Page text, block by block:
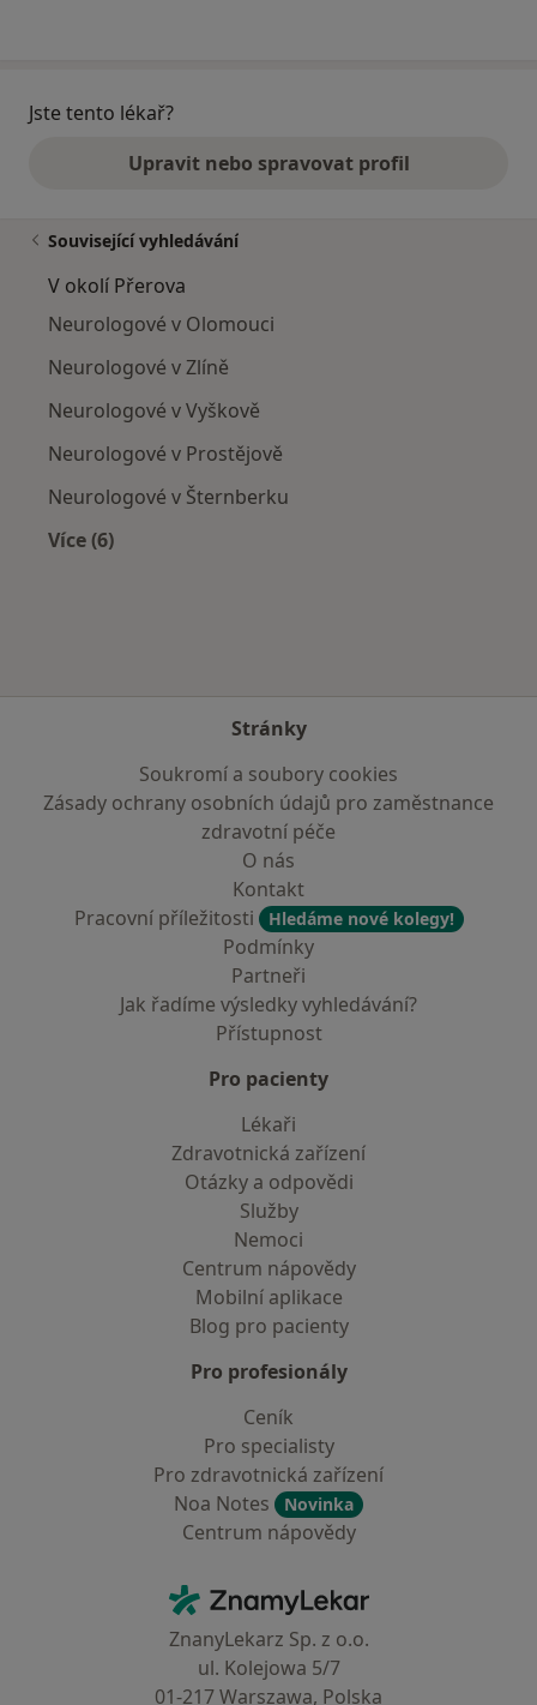
Jste tento lékař?
Upravit nebo spravovat profil
Související vyhledávání
V okolí Přerova
Neurologové v Olomouci
Neurologové v Zlíně
Neurologové v Vyškově
Neurologové v Prostějově
Neurologové v Šternberku
Více (6)
Stránky
Soukromí a soubory cookies
Zásady ochrany osobních údajů pro zaměstnance
zdravotní péče
O nás
Kontakt
Pracovní příležitosti
Hledáme nové kolegy!
Podmínky
Partneři
Jak řadíme výsledky vyhledávání?
Přístupnost
Pro pacienty
Lékaři
Zdravotnická zařízení
Otázky a odpovědi
Služby
Nemoci
Centrum nápovědy
Mobilní aplikace
Blog pro pacienty
Pro profesionály
Ceník
Pro specialisty
Pro zdravotnická zařízení
Noa Notes
Novinka
Centrum nápovědy
ZnamyLekar - Hlavní stránka
ZnanyLekarz Sp. z o.o.
ul. Kolejowa 5/7
01-217 Warszawa, Polska